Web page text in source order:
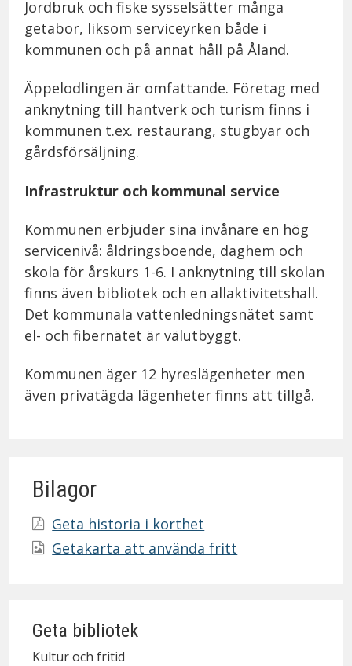
Jordbruk och fiske sysselsätter många
getabor, liksom serviceyrken både i
kommunen och på annat håll på Åland.
Äppelodlingen är omfattande. Företag med
anknytning till hantverk och turism finns i
kommunen t.ex. restaurang, stugbyar och
gårdsförsäljning.
Infrastruktur och kommunal service
Kommunen erbjuder sina invånare en hög
servicenivå: åldringsboende, daghem och
skola för årskurs 1-6. I anknytning till skolan
finns även bibliotek och en allaktivitetshall.
Det kommunala vattenledningsnätet samt
el- och fibernätet är välutbyggt.
Kommunen äger 12 hyreslägenheter men
även privatägda lägenheter finns att tillgå.
Bilagor
Geta historia i korthet
Getakarta att använda fritt
Geta bibliotek
Kultur och fritid